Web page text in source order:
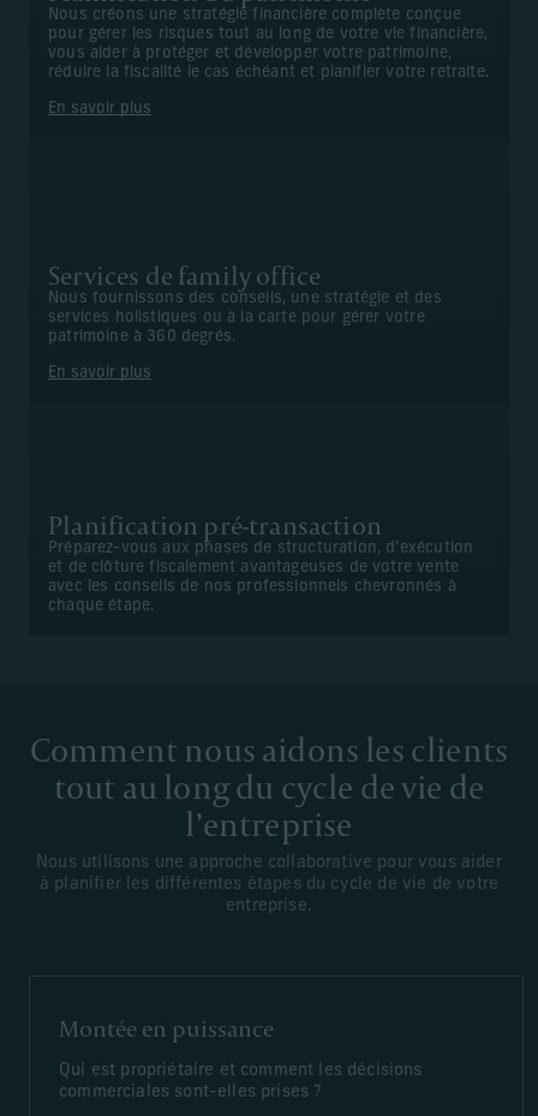
Nous créons une stratégie financière complète conçue
pour gérer les risques tout au long de votre vie financière,
vous aider à protéger et développer votre patrimoine,
réduire la fiscalité le cas échéant et planifier votre retraite.
En savoir plus
Services de family office
Nous fournissons des conseils, une stratégie et des
services holistiques ou à la carte pour gérer votre
patrimoine à 360 degrés.
En savoir plus
Planification pré-transaction
Préparez-vous aux phases de structuration, d’exécution
et de clôture fiscalement avantageuses de votre vente
avec les conseils de nos professionnels chevronnés à
chaque étape.
Comment nous aidons les clients
tout au long du cycle de vie de
l’entreprise
Nous utilisons une approche collaborative pour vous aider
à planifier les différentes étapes du cycle de vie de votre
entreprise.
Montée en puissance
Qui est propriétaire et comment les décisions
commerciales sont-elles prises ?